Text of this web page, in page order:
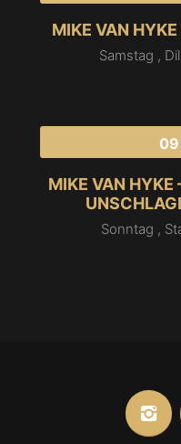
MIKE VAN
Samstag ,
09
MIKE VAN HYKE
Sonntag ,